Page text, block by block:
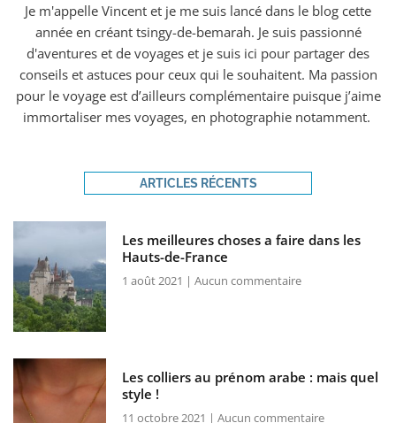
Je m'appelle Vincent et je me suis lancé dans le blog cette
année en créant tsingy-de-bemarah. Je suis passionné
d'aventures et de voyages et je suis ici pour partager des
conseils et astuces pour ceux qui le souhaitent. Ma passion
pour le voyage est d’ailleurs complémentaire puisque j’aime
immortaliser mes voyages, en photographie notamment. ​
ARTICLES RÉCENTS
Les meilleures choses a faire dans les
Hauts-de-France
1 août 2021 Aucun commentaire
Les colliers au prénom arabe : mais quel
style !
11 octobre 2021 Aucun commentaire